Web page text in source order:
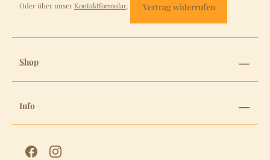
Oder über unser Kontaktformular. Vertrag widerrufen
Shop
Info